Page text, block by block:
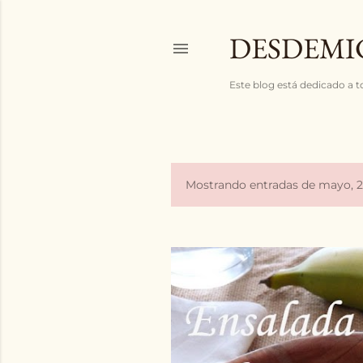
Este blog está dedicado a
E
t
r
a
Mostrando entradas de mayo,